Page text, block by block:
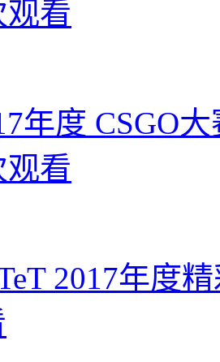
观看
年度 CSGO
观看
2017年度